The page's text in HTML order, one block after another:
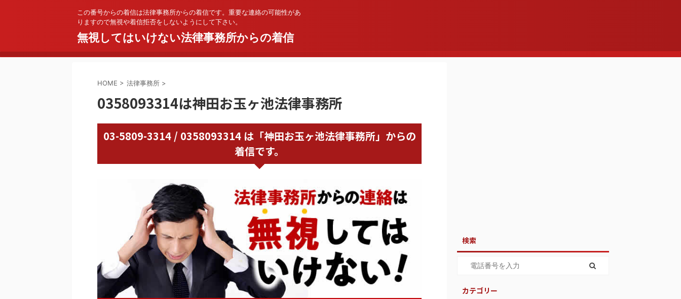
この番号からの着信は法律事務所からの着信です。重要な連絡の可能性があ
りますので無視や着信拒否をしないようにして下さい。
無視してはいけない法律事務所からの着信
HOME > 法律事務所 >
0358093314は神田お玉ヶ池法律事務所
03-5809-3314 / 0358093314 は「神田お玉ヶ池法律事務所」からの
着信です。
検索
カテゴリー